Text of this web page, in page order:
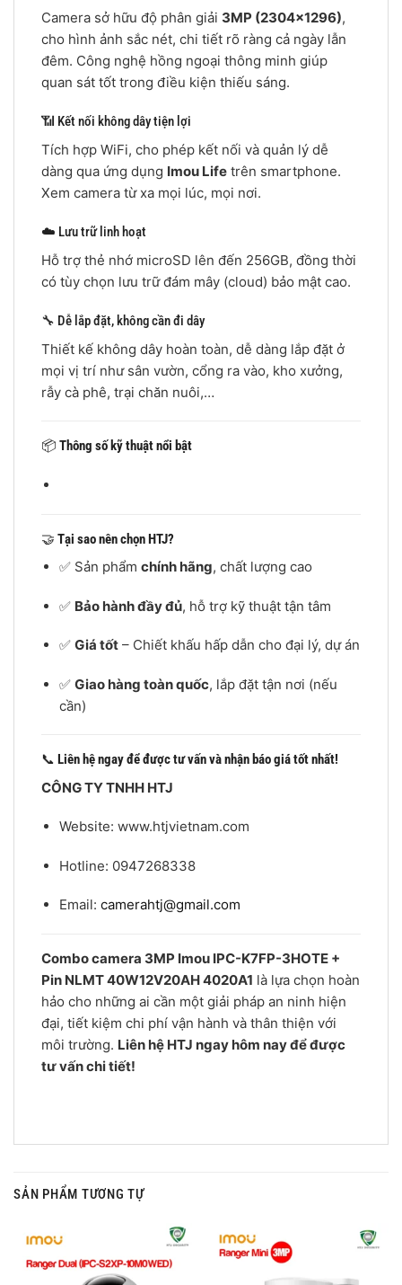
Camera sở hữu độ phân giải 3MP (2304×1296),
cho hình ảnh sắc nét, chi tiết rõ ràng cả ngày lẫn
đêm. Công nghệ hồng ngoại thông minh giúp
quan sát tốt trong điều kiện thiếu sáng.
📶 Kết nối không dây tiện lợi
Tích hợp WiFi, cho phép kết nối và quản lý dễ
dàng qua ứng dụng Imou Life trên smartphone.
Xem camera từ xa mọi lúc, mọi nơi.
☁️ Lưu trữ linh hoạt
Hỗ trợ thẻ nhớ microSD lên đến 256GB, đồng thời
có tùy chọn lưu trữ đám mây (cloud) bảo mật cao.
🔧 Dễ lắp đặt, không cần đi dây
Thiết kế không dây hoàn toàn, dễ dàng lắp đặt ở
mọi vị trí như sân vườn, cổng ra vào, kho xưởng,
rẫy cà phê, trại chăn nuôi,…
📦 Thông số kỹ thuật nổi bật
🤝 Tại sao nên chọn HTJ?
✅ Sản phẩm chính hãng, chất lượng cao
✅ Bảo hành đầy đủ, hỗ trợ kỹ thuật tận tâm
✅ Giá tốt– Chiết khấu hấp dẫn cho đại lý, dự án
✅ Giao hàng toàn quốc, lắp đặt tận nơi (nếu
cần)
📞 Liên hệ ngay để được tư vấn và nhận báo giá tốt nhất!
CÔNG TY TNHH HTJ
Website: www.htjvietnam.com
Hotline: 0947268338
Email: camerahtj@gmail.com
Combo camera 3MP Imou IPC-K7FP-3HOTE +
Pin NLMT 40W12V20AH 4020A1 là lựa chọn hoàn
hảo cho những ai cần một giải pháp an ninh hiện
đại, tiết kiệm chi phí vận hành và thân thiện với
môi trường. Liên hệ HTJ ngay hôm nay để được
tư vấn chi tiết!
SẢN PHẨM TƯƠNG TỰ